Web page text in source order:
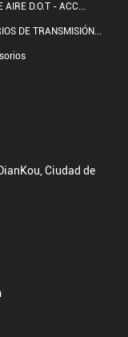
AIRE D.O.T - ACC...
DE TRANSMISIÓN...
Ciudad de